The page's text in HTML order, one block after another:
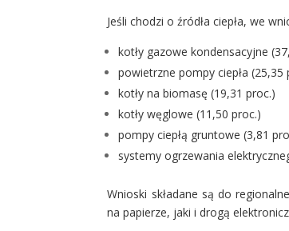
Jeśli chodzi o źródła ciepła, we
kotły gazowe kondensacyjne
powietrzne pompy ciepła (25,35
kotły na biomasę (19,31 proc.)
kotły węglowe (11,50 proc.)
pompy ciepłą gruntowe (3,81
systemy ogrzewania
Wnioski składane są do
na papierze, jaki i drogą